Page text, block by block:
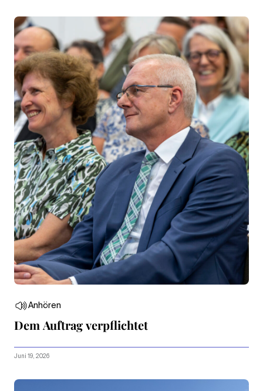
Anhören
Dem Auftrag verpflichtet
Juni 19, 2026